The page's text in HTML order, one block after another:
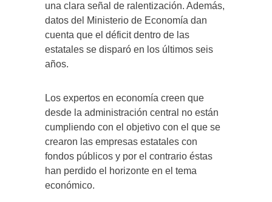
una clara señal de ralentización. Además,
datos del Ministerio de Economía dan
cuenta que el déficit dentro de las
estatales se disparó en los últimos seis
años.
Los expertos en economía creen que
desde la administración central no están
cumpliendo con el objetivo con el que se
crearon las empresas estatales con
fondos públicos y por el contrario éstas
han perdido el horizonte en el tema
económico.